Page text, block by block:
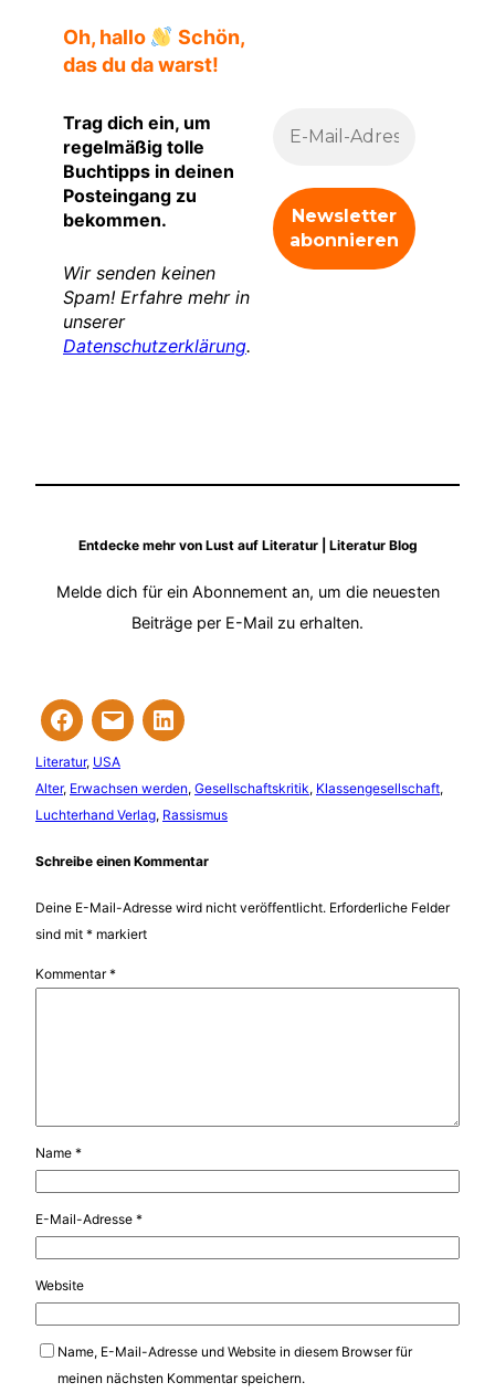
Oh, hallo
Schön,
das du da warst!
Trag dich ein, um
regelmäßig tolle
Buchtipps in deinen
Posteingang zu
bekommen.
Wir senden keinen
Spam! Erfahre mehr in
unserer
Datenschutzerklärung.
Entdecke mehr von Lust auf Literatur | Literatur Blog
Melde dich für ein Abonnement an, um die neuesten
Beiträge per E-Mail zu erhalten.
Literatur, USA
Alter, Erwachsen werden, Gesellschaftskritik, Klassengesellschaft
Luchterhand Verlag, Rassismus
Schreibe einen Kommentar
Deine E-Mail-Adresse wird nicht veröffentlicht. Erforderliche Felder
sind mit * markiert
Kommentar*
Name *
E-Mail-Adresse *
Website
Name, E-Mail-Adresse und Website in diesem Browser für
meinen nächsten Kommentar speichern.